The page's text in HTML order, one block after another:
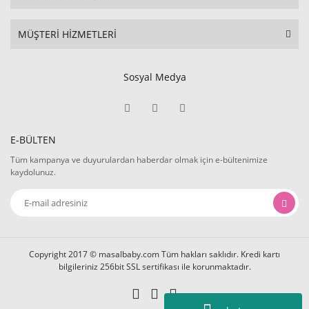
MÜŞTERİ HİZMETLERİ
Sosyal Medya
E-BÜLTEN
Tüm kampanya ve duyurulardan haberdar olmak için e-bültenimize
kaydolunuz.
Copyright 2017 © masalbaby.com Tüm hakları saklıdır. Kredi kartı
bilgileriniz 256bit SSL sertifikası ile korunmaktadır.